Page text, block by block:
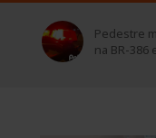
Pedestre
na BR-386